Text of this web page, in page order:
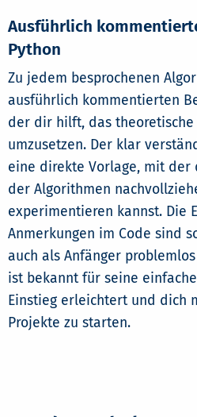
Ausführlich
Python
Zu jedem besprochenen
ausführlich kommentierten
der dir hilft, das theoretische
umzusetzen. Der klar
eine direkte Vorlage, mit der
der Algorithmen
experimentieren kannst. Die
Anmerkungen im Code sind
auch als Anfänger
ist bekannt für seine
Einstieg erleichtert und dich
Projekte zu starten.